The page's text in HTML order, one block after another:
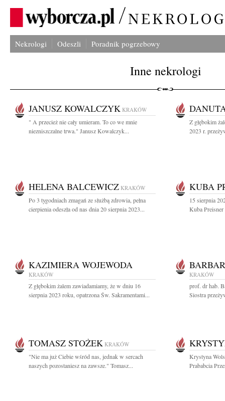
Nekrologi Odeszli Poradnik pogrzebowy
Inne nekrologi
JANUSZ KOWALCZYK KRAKÓW
" A przecież nie cały umieram. To co we mnie
niezniszczalne trwa." Janusz Kowalczyk...
Z głębokim
2023 r.
HELENA BALCEWICZ KRAKÓW
Po 3 tygodniach zmagań ze służbą zdrowia, pełna
cierpienia odeszła od nas dnia 20 sierpnia 2023...
KUBA
15 sierpnia
Kuba Preisner
KAZIMIERA WOJEWODA
KRAKÓW
Z głębokim żalem zawiadamiamy, że w dniu 16
sierpnia 2023 roku, opatrzona Św. Sakramentami...
KRAKÓW
prof. dr hab.
Siostra
TOMASZ STOŻEK KRAKÓW
"Nie ma już Ciebie wśród nas, jednak w sercach
naszych pozostaniesz na zawsze." Tomasz...
Krystyna
Prababcia